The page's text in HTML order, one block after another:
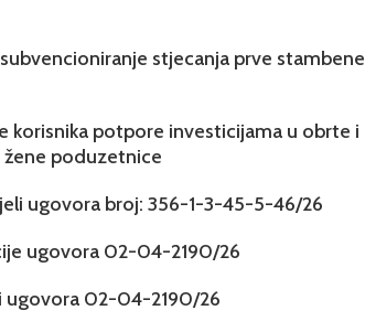
stjecanja prve stambene
korisnika potpore investicijama u obrte i
poduzetnice
ugovora broj: 356-1-3-45-5-46/26
ugovora 02-04-2190/26
ugovora 02-04-2190/26